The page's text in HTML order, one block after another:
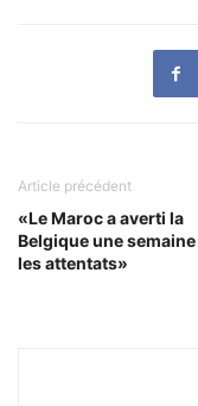
Article précédent
«Le Maroc a averti la
Belgique une
les attentats»